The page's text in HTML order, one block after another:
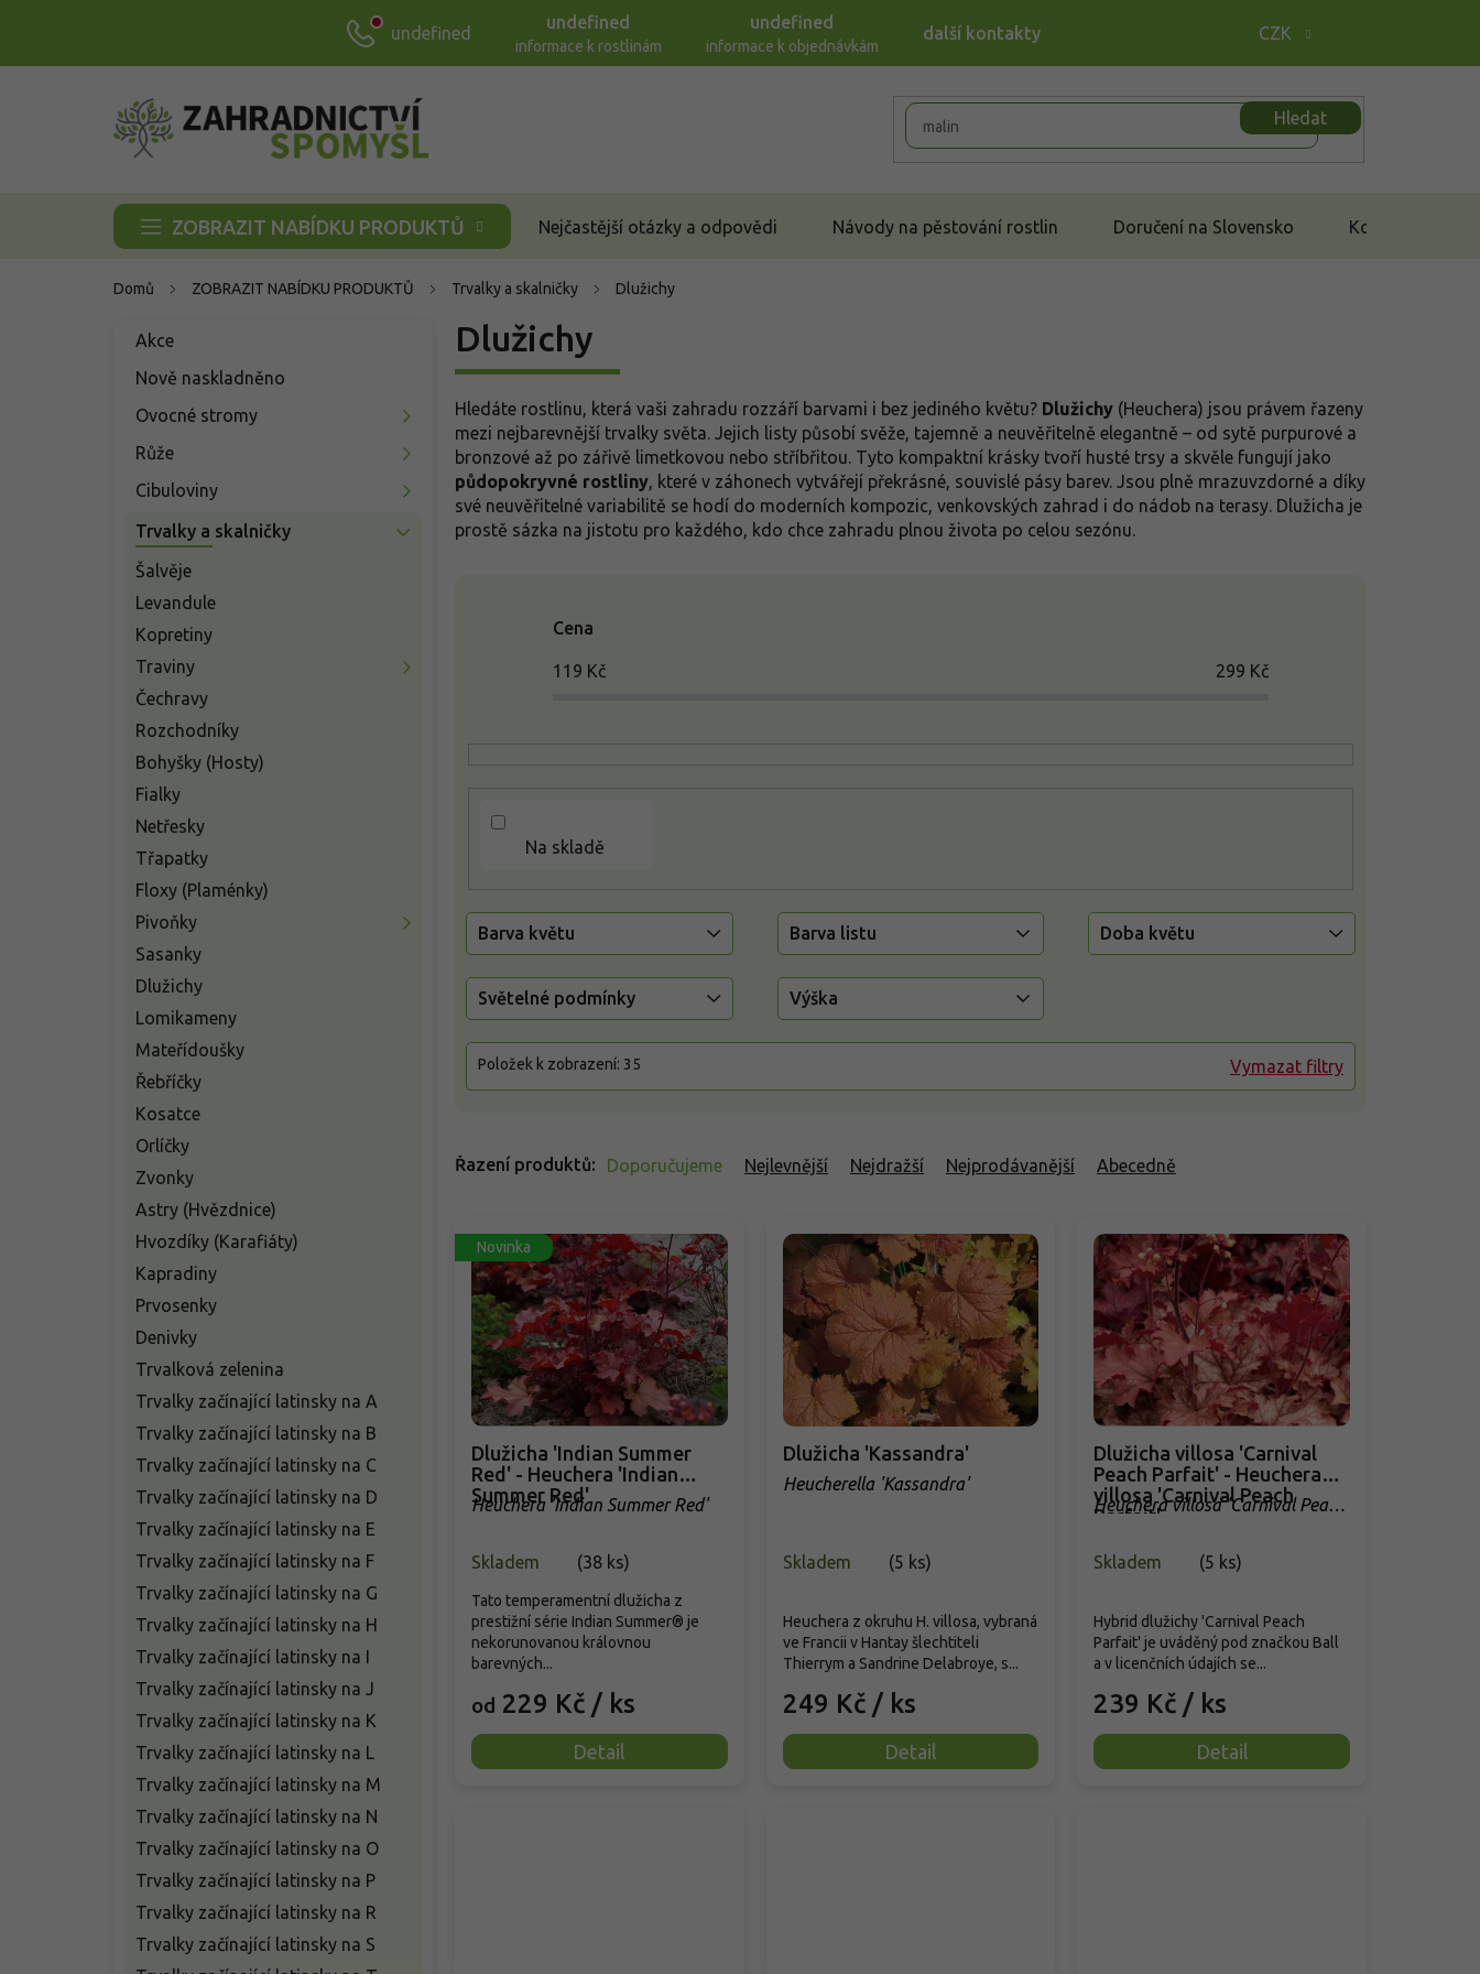
CZK
undefined
undefined
informace k rostlinám
undefined
informace k objednávkám
další kontakty
Hledat
ZOBRAZIT NABÍDKU PRODUKTŮ Nejčastější otázky a odpovědi Návody na pěstování rostlin Doručení na Slovensko Kontakt
Domů ZOBRAZIT NABÍDKU PRODUKTŮ Trvalky a skalničky Dlužichy
Přeskočit
Akce
Nově naskladněno
Ovocné stromy
Růže
Cibuloviny
Trvalky a skalničky
Šalvěje
Levandule
Kopretiny
Traviny
Čechravy
Rozchodníky
Bohyšky (Hosty)
Fialky
Netřesky
Třapatky
Floxy (Plaménky)
Pivoňky
Sasanky
Dlužichy
Lomikameny
Mateřídoušky
Řebříčky
Kosatce
Orlíčky
Zvonky
Astry (Hvězdnice)
Hvozdíky (Karafiáty)
Kapradiny
Prvosenky
Denivky
Trvalková zelenina
Trvalky začínající latinsky na A
Trvalky začínající latinsky na B
Trvalky začínající latinsky na C
Trvalky začínající latinsky na D
Trvalky začínající latinsky na E
Trvalky začínající latinsky na F
Trvalky začínající latinsky na G
Trvalky začínající latinsky na H
Trvalky začínající latinsky na I
Trvalky začínající latinsky na J
Trvalky začínající latinsky na K
Trvalky začínající latinsky na L
Trvalky začínající latinsky na M
Trvalky začínající latinsky na N
Trvalky začínající latinsky na O
Trvalky začínající latinsky na P
Trvalky začínající latinsky na R
Trvalky začínající latinsky na S
Dlužichy
Hledáte rostlinu, která vaši zahradu rozzáří barvami i bez jediného květu? Dlužichy (Heuchera) jsou právem řazeny
mezi nejbarevnější trvalky světa. Jejich listy působí svěže, tajemně a neuvěřitelně elegantně – od sytě purpurové a
bronzové až po zářivě limetkovou nebo stříbřitou. Tyto kompaktní krásky tvoří husté trsy a skvěle fungují jako
půdopokryvné rostliny, které v záhonech vytvářejí překrásné, souvislé pásy barev. Jsou plně mrazuvzdorné a díky
své neuvěřitelné variabilitě se hodí do moderních kompozic, venkovských zahrad i do nádob na terasy. Dlužicha je
prostě sázka na jistotu pro každého, kdo chce zahradu plnou života po celou sezónu.
Řazení produktů Doporučujeme Nejlevnější Nejdražší Nejprodávanější Abecedně
Cena
119 Kč 299 Kč
Na skladě
Barva květu Barva listu Doba květu
Světelné podmínky Výška
Vymazat filtry
Položek k zobrazení: 35
Novinka
Dlužicha 'Indian Summer
Red' - Heuchera 'Indian
Summer Red'
Heuchera 'Indian Summer Red'
Skladem (38 ks)
od 229 Kč / ks
Detail
Tato temperamentní dlužicha z
prestižní série Indian Summer® je
nekorunovanou královnou
barevných...
Dlužicha 'Kassandra'
Heucherella 'Kassandra'
Skladem (5 ks)
249 Kč / ks
Detail
Heuchera z okruhu H. villosa, vybraná
ve Francii v Hantay šlechtiteli
Thierrym a Sandrine Delabroye, s...
Dlužicha villosa 'Carnival
Peach Parfait' - Heuchera
villosa 'Carnival Peach
Parfait'
Heuchera villosa 'Carnival Peach
Skladem
(5 ks)
239 Kč / ks
Detail
Hybrid dlužichy 'Carnival Peach
Parfait' je uváděný pod značkou Ball
a v licenčních údajích se...